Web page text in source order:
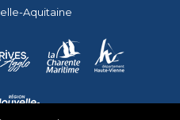
Aquitaine